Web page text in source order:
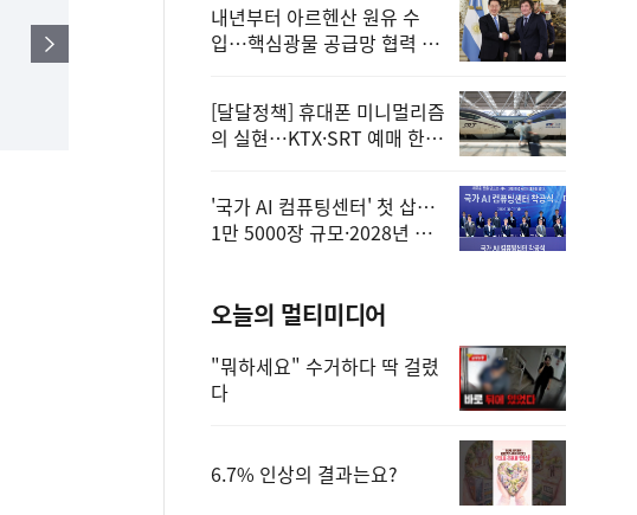
내년부터 아르헨산 원유 수
입…핵심광물 공급망 협력 체
[달달정책] 휴대폰 미니멀리즘
의 실현…KTX·SRT 예매 한
'국가 AI 컴퓨팅센터' 첫 삽…
1만 5000장 규모·2028년 완
오늘의 멀티미디어
"뭐하세요" 수거하다 딱 걸렸
다
6.7% 인상의 결과는요?